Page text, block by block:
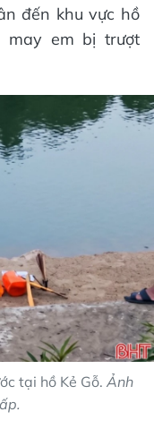
đến khu vực hồ
may em bị trượt
tại hồ Kẻ Gỗ. Ảnh